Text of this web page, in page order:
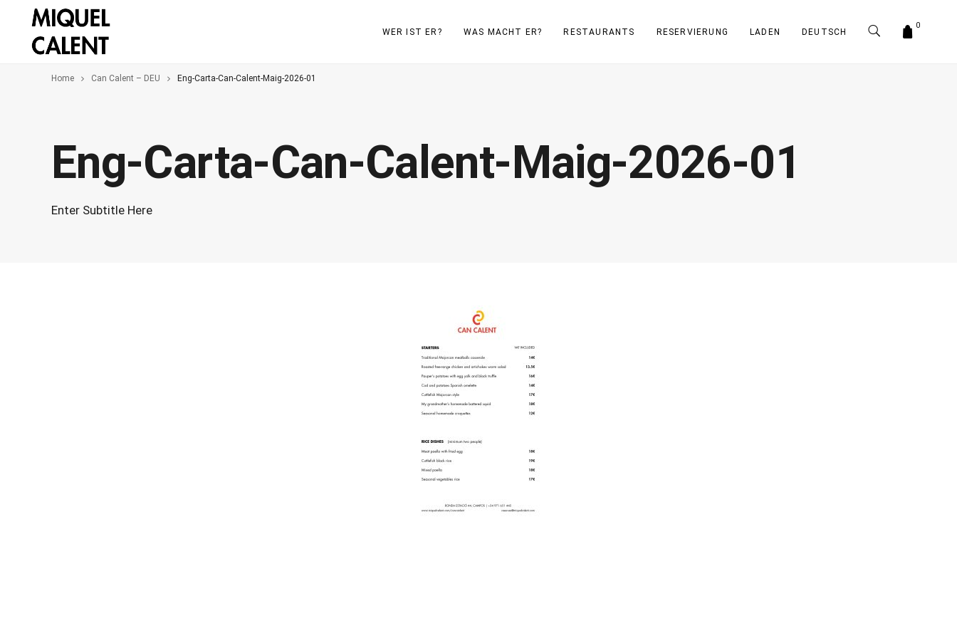
WER IST ER? WAS MACHT ER? RESTAURANTS RESERVIERUNG LADEN DEUTSCH
0
Home Can Calent – DEU Eng-Carta-Can-Calent-Maig-2026-01
Eng-Carta-Can-Calent-Maig-2026-01
Enter Subtitle Here